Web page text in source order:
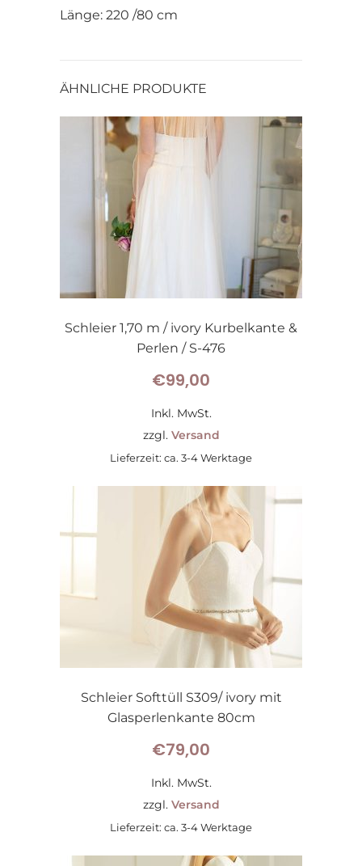
Länge: 220 /80 cm
ÄHNLICHE PRODUKTE
Schleier 1,70 m / ivory Kurbelkante &
Perlen / S-476
€99,00
Inkl. MwSt.
zzgl. Versand
Lieferzeit: ca. 3-4 Werktage
Schleier Softtüll S309/ ivory mit
Glasperlenkante 80cm
€79,00
Inkl. MwSt.
zzgl. Versand
Lieferzeit: ca. 3-4 Werktage